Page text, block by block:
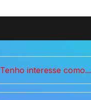
Tenho interesse como...